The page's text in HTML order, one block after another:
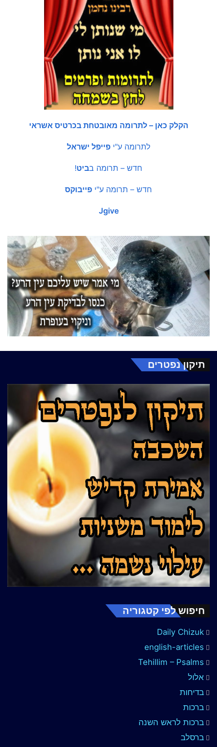
הקלק כאן – לתרומה מאובטחת בכרטיס אשראי
לתרומה ע"י פייפל ישראל
חדש – תרומה בביט!
חדש – תרומה ע"י פייבוקס
Jgive
תיקון נפטרים
חיפוש לפי קטגוריה
Daily Chizuk
english-articles
Tehillim – Psalms
אלול
בדיחות
ברכות
ברכות לראש השנה
ברסלב